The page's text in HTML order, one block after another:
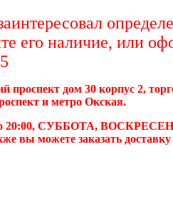
его наличие, или
проспект дом 30 корпус 2,
и метро Окская.
20:00, СУББОТА,
вы можете заказать